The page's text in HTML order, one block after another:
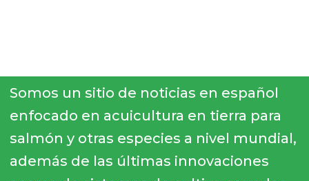
Somos un sitio de noticias en español
enfocado en acuicultura en tierra para
salmón y otras especies a nivel mundial,
además de las últimas innovaciones